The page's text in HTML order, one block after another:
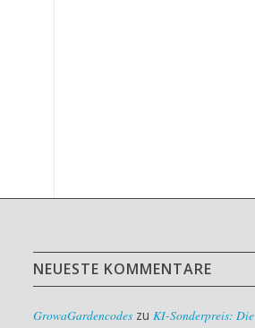
NEUESTE KOMMENTARE
GrowaGardencodes zu KI-Sonderpreis: Die